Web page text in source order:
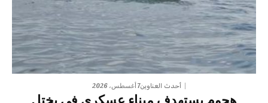
أحدث العناوين7 أغسطس، 2026